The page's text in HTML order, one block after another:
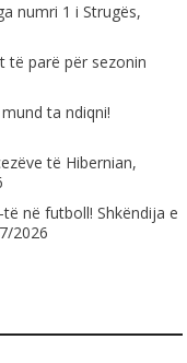
numri 1 i Strugës,
të parë për sezonin
ta ndiqni!
të Hibernian,
në futboll! Shkëndija e
2026